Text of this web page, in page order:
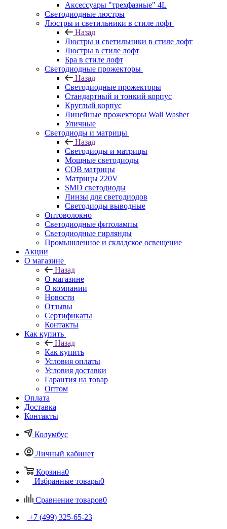
Аксессуары "трехфазные" 4L
Светодиодные люстры
Люстры и светильники в стиле лофт
Назад
Люстры и светильники в стиле лофт
Люстры в стиле лофт
Бра в стиле лофт
Светодиодные прожекторы
Назад
Светодиодные прожекторы
Стандартный и тонкий корпус
Круглый корпус
Линейные прожекторы Wall Washer
Уличные
Светодиоды и матрицы
Назад
Светодиоды и матрицы
Мощные светодиоды
COB матрицы
Матрицы 220V
SMD светодиоды
Линзы для светодиодов
Светодиоды выводные
Оптоволокно
Светодиодные фитолампы
Светодиодные гирлянды
Промышленное и складское освещение
Акции
О магазине
Назад
О магазине
О компании
Новости
Отзывы
Сертификаты
Контакты
Как купить
Назад
Как купить
Условия оплаты
Условия доставки
Гарантия на товар
Оптом
Оплата
Доставка
Контакты
Колумбус
Личный кабинет
Корзина0
Избранные товары0
Сравнение товаров0
+7 (499) 325-65-23